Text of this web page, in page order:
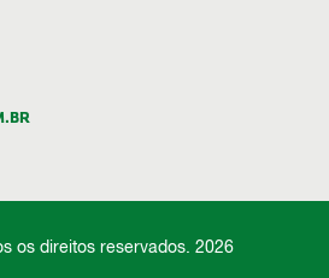
os direitos reservados. 2026